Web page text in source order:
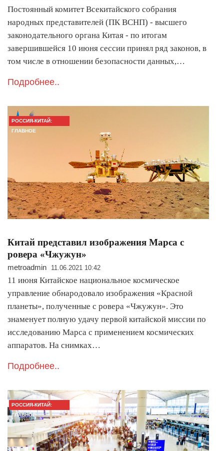
Постоянный комитет Всекитайского собрания
народных представителей (ПК ВСНП) - высшего
законодательного органа Китая - по итогам
завершившейся 10 июня сессии принял ряд законов, в
том числе в отношении безопасности данных,…
Подробнее..
РОССИЯ-КИТАЙ:
ГЛАВНОЕ
Китай представил изображения Марса с
ровера «Чжужун»
metroadmin 11.06.2021 10:42
11 июня Китайское национальное космическое
управление обнародовало изображения «Красной
планеты», полученные с ровера «Чжужун». Это
знаменует полную удачу первой китайской миссии по
исследованию Марса с применением космических
аппаратов. На снимках…
Подробнее..
РОССИЯ-КИТАЙ:
ГЛАВНОЕ